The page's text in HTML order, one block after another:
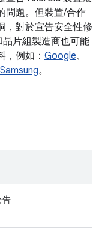
問題。但裝置/合作
，對於宣告安全性修
片組製造商也可能
例如： Google、
Samsung。
告